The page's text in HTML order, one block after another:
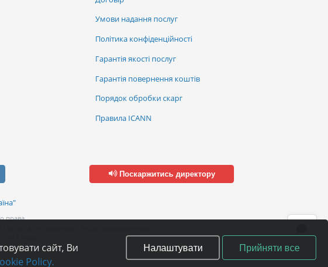
сайт, Ви
Policy.
Налаштувати Прийняти все
Умови надання послуг
Політика конфіденційності
Гарантія якості послуг
Гарантія повернення коштів
Порядок обробки скарг
Правила ICANN
Поскаржитись директору
права.